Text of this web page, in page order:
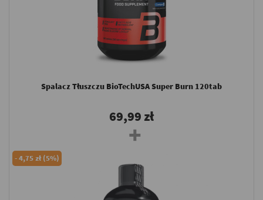
Spalacz Tłuszczu BioTechUSA Super Burn 120tab
69,99 zł
-4,75 zł (5%)